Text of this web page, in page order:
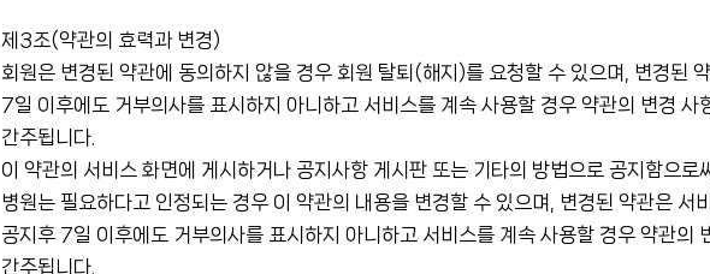
제3조(약관의 효력과 변경)
회원은 변경된 약관에 동의하지 않을 경우 회원 탈퇴(해지)를 요청할 수 있으며, 변경된
7일 이후에도 거부의사를 표시하지 아니하고 서비스를 계속 사용할 경우 약관의 변경 사
간주됩니다.
이 약관의 서비스 화면에 게시하거나 공지사항 게시판 또는 기타의 방법으로 공지함으로
병원는 필요하다고 인정되는 경우 이 약관의 내용을 변경할 수 있으며, 변경된 약관은 서
공지후 7일 이후에도 거부의사를 표시하지 아니하고 서비스를 계속 사용할 경우 약관의
간주됩니다.